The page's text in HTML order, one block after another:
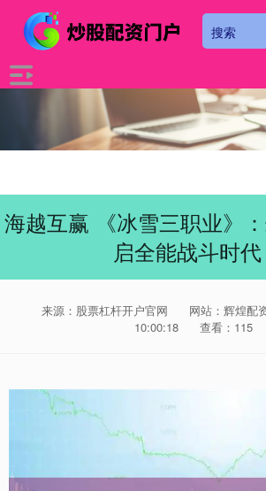
海越互赢 《冰雪三职业》
启全能战斗时代
来源：股票杠杆开户官网 网站：辉煌配
10:00:18
查看：115